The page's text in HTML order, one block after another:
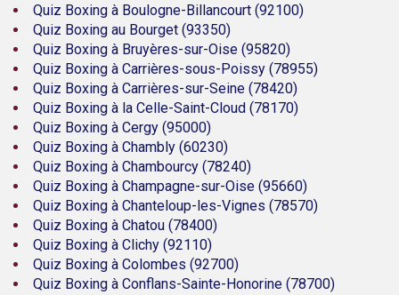
Quiz Boxing à Boulogne-Billancourt (92100)
Quiz Boxing au Bourget (93350)
Quiz Boxing à Bruyères-sur-Oise (95820)
Quiz Boxing à Carrières-sous-Poissy (78955)
Quiz Boxing à Carrières-sur-Seine (78420)
Quiz Boxing à la Celle-Saint-Cloud (78170)
Quiz Boxing à Cergy (95000)
Quiz Boxing à Chambly (60230)
Quiz Boxing à Chambourcy (78240)
Quiz Boxing à Champagne-sur-Oise (95660)
Quiz Boxing à Chanteloup-les-Vignes (78570)
Quiz Boxing à Chatou (78400)
Quiz Boxing à Clichy (92110)
Quiz Boxing à Colombes (92700)
Quiz Boxing à Conflans-Sainte-Honorine (78700)